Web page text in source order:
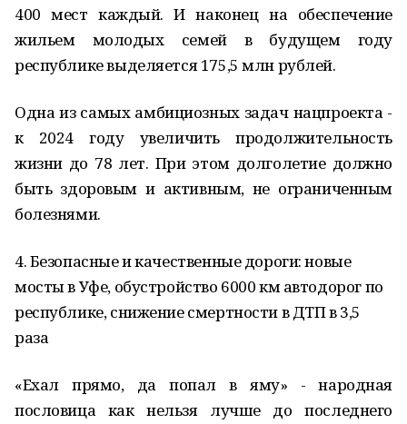
400 мест каждый. И наконец на обеспечение
жильем молодых семей в будущем году
республике выделяется 175,5 млн рублей.
Одна из самых амбициозных задач нацпроекта -
к 2024 году увеличить продолжительность
жизни до 78 лет. При этом долголетие должно
быть здоровым и активным, не ограниченным
болезнями.
4. Безопасные и качественные дороги: новые
мосты в Уфе, обустройство 6000 км автодорог по
республике, снижение смертности в ДТП в 3,5
раза
«Ехал прямо, да попал в яму» - народная
пословица как нельзя лучше до последнего